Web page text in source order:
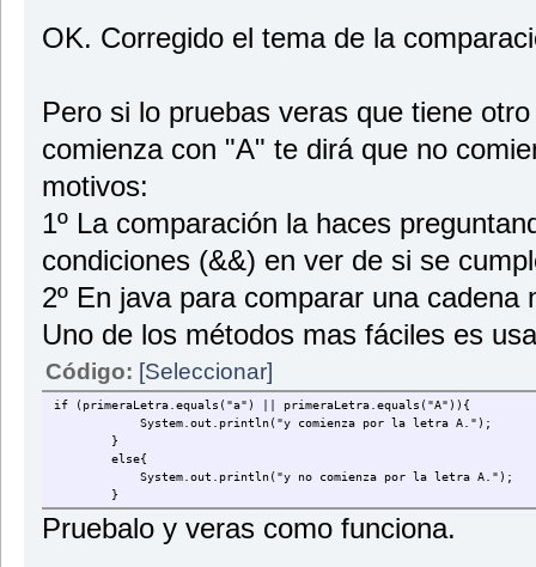
OK. Corregido el tema de la
Pero si lo pruebas veras que tiene
comienza con "A" te dirá que no
motivos:
1º La comparación la haces
condiciones (&&) en ver de si se
2º En java para comparar una cadena
Uno de los métodos mas fáciles es
Código: [Seleccionar]
if (primeraLetra.equals("a") || primeraLetra.equals("A")){
System.out.println("y comienza por la letra A.");
}
else{
System.out.println("y no comienza por la letra A.");
}
Pruebalo y veras como funciona.